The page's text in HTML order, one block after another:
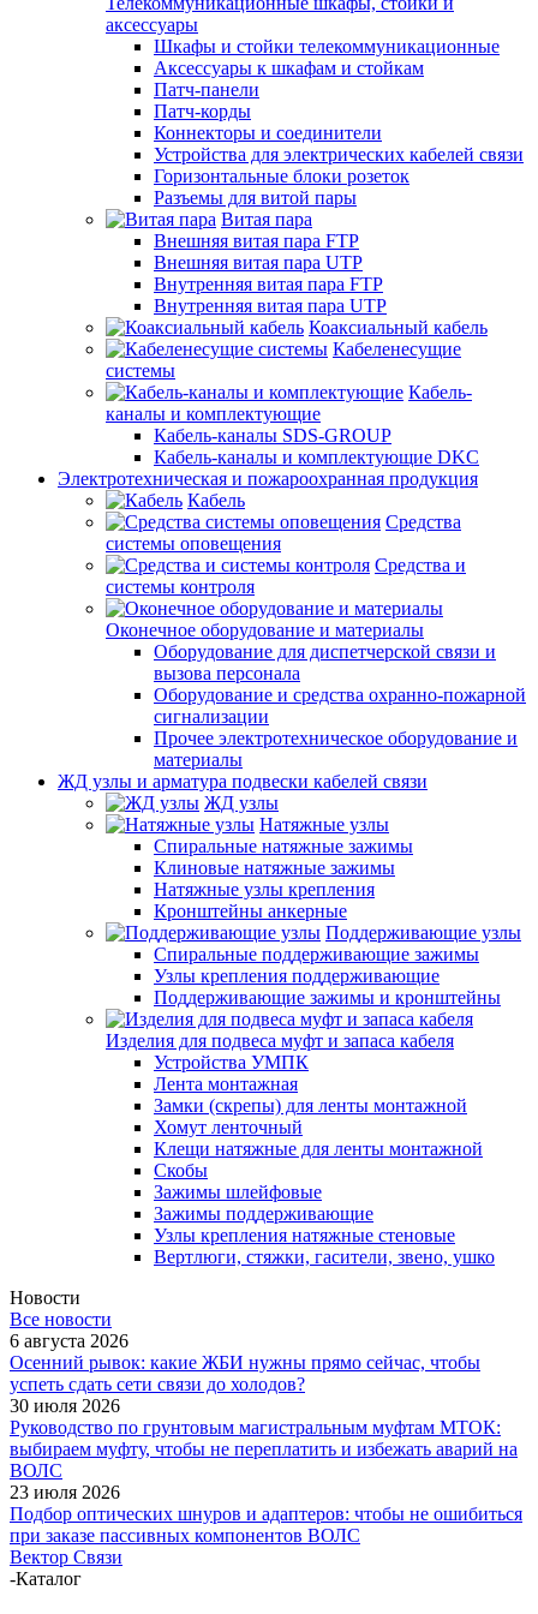
аксессуары
Шкафы и стойки телекоммуникационные
Аксессуары к шкафам и стойкам
Патч-панели
Патч-корды
Коннекторы и соединители
Устройства для электрических кабелей связи
Горизонтальные блоки розеток
Разъемы для витой пары
Витая пара
Внешняя витая пара FTP
Внешняя витая пара UTP
Внутренняя витая пара FTP
Внутренняя витая пара UTP
Коаксиальный кабель
Кабеленесущие
системы
Кабель-
каналы и комплектующие
Кабель-каналы SDS-GROUP
Кабель-каналы и комплектующие DKC
Электротехническая и пожароохранная продукция
Кабель
Средства
системы оповещения
Средства и
системы контроля
Оконечное оборудование и материалы
Оборудование для диспетчерской связи и
вызова персонала
Оборудование и средства охранно-пожарной
сигнализации
Прочее электротехническое оборудование и
материалы
ЖД узлы и арматура подвески кабелей связи
ЖД узлы
Натяжные узлы
Спиральные натяжные зажимы
Клиновые натяжные зажимы
Натяжные узлы крепления
Кронштейны анкерные
Поддерживающие узлы
Спиральные поддерживающие зажимы
Узлы крепления поддерживающие
Поддерживающие зажимы и кронштейны
Изделия для подвеса муфт и запаса кабеля
Устройства УМПК
Лента монтажная
Замки (скрепы) для ленты монтажной
Хомут ленточный
Клещи натяжные для ленты монтажной
Скобы
Зажимы шлейфовые
Зажимы поддерживающие
Узлы крепления натяжные стеновые
Вертлюги, стяжки, гасители, звено, ушко
Новости
Все новости
6 августа 2026
Осенний рывок: какие ЖБИ нужны прямо сейчас, чтобы
успеть сдать сети связи до холодов?
30 июля 2026
Руководство по грунтовым магистральным муфтам МТОК:
выбираем муфту, чтобы не переплатить и избежать аварий на
ВОЛС
23 июля 2026
Подбор оптических шнуров и адаптеров: чтобы не ошибиться
при заказе пассивных компонентов ВОЛС
Вектор Связи
-Каталог